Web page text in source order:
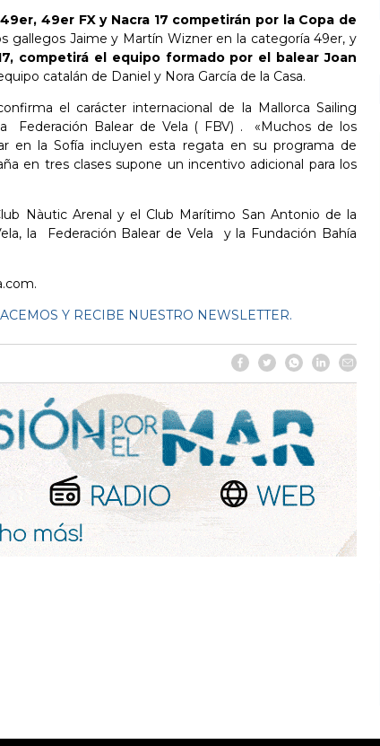
49er FX y Nacra 17 competirán por la Copa de
gallegos Jaime y Martín Wizner en la categoría 49er, y
competirá el equipo formado por el balear Joan
catalán de Daniel y Nora García de la Casa.
el carácter internacional de la Mallorca Sailing
Federación Balear de Vela ( FBV) . «Muchos de los
en la Sofía incluyen esta regata en su programa de
en tres clases supone un incentivo adicional para los
Nàutic Arenal y el Club Marítimo San Antonio de la
la Federación Balear de Vela y la Fundación Bahía
.
Y RECIBE NUESTRO NEWSLETTER.